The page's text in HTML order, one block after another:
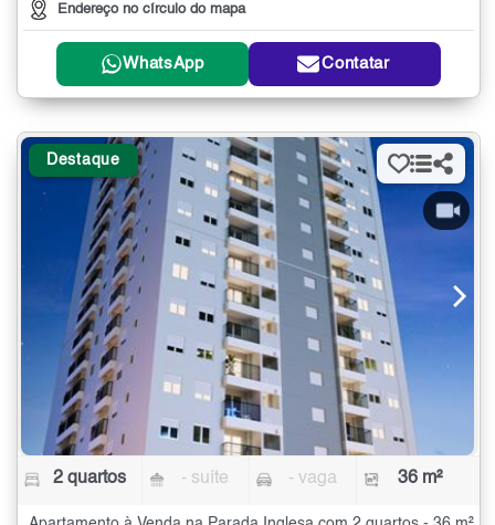
Endereço no círculo do mapa
WhatsApp Contatar
Destaque
2 quartos - suíte - vaga 36 m²